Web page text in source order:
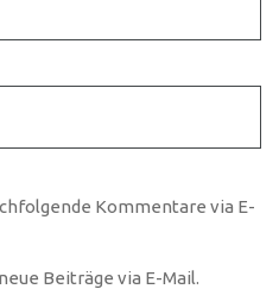
Kommentare via E-
Beiträge via E-Mail.